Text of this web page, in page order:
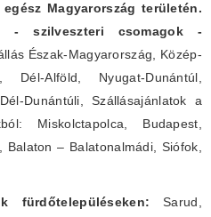
Magyarország területén.
- szilveszteri csomagok -
Észak-Magyarország, Közép-
Dél-Alföld, Nyugat-Dunántúl,
Dunántúli, Szállásajánlatok a
Miskolctapolca, Budapest,
– Balatonalmádi, Siófok,
fürdőtelepüléseken:Sarud,